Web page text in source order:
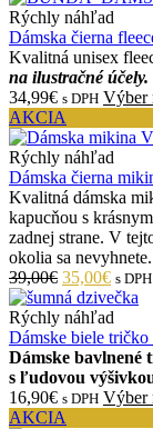
Rýchly náhľad
Dámska čierna
Kvalitná unisex
na ilustračné účely.
34,99€ s DPH Výber
AKCIA
Rýchly náhľad
Dámska čierna
Kvalitná dámska
kapucňou s
zadnej strane. V
okolia sa nevyhnete.
39,00€ 35,00€ s DPH
Rýchly náhľad
Dámske biele
Dámske bavlnené
s ľudovou
16,90€ s DPH Výber
AKCIA